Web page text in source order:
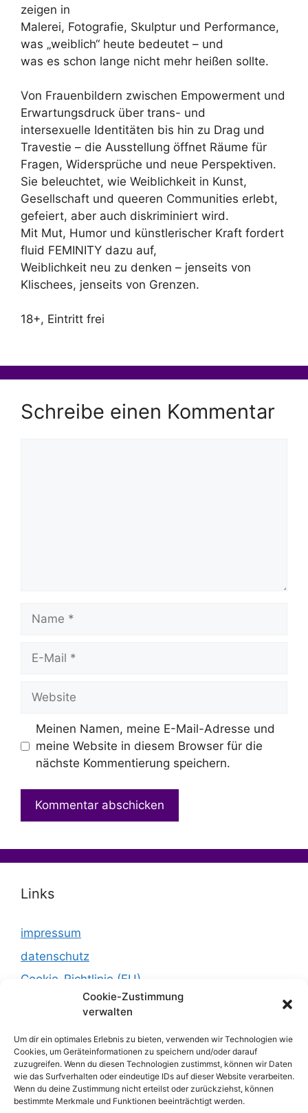
Cookie-Zustimmung
verwalten
Um dir ein optimales Erlebnis zu bieten, verwenden wir Technologien wie
Cookies, um Geräteinformationen zu speichern und/oder darauf
zuzugreifen. Wenn du diesen Technologien zustimmst, können wir Daten
wie das Surfverhalten oder eindeutige IDs auf dieser Website verarbeiten.
Wenn du deine Zustimmung nicht erteilst oder zurückziehst, können
bestimmte Merkmale und Funktionen beeinträchtigt werden.
zeigen in
Malerei, Fotografie, Skulptur und Performance,
was „weiblich“ heute bedeutet – und
was es schon lange nicht mehr heißen sollte.
Von Frauenbildern zwischen Empowerment und
Erwartungsdruck über trans- und
intersexuelle Identitäten bis hin zu Drag und
Travestie – die Ausstellung öffnet Räume für
Fragen, Widersprüche und neue Perspektiven.
Sie beleuchtet, wie Weiblichkeit in Kunst,
Gesellschaft und queeren Communities erlebt,
gefeiert, aber auch diskriminiert wird.
Mit Mut, Humor und künstlerischer Kraft fordert
fluid FEMINITY dazu auf,
Weiblichkeit neu zu denken – jenseits von
Klischees, jenseits von Grenzen.
18+, Eintritt frei
Schreibe einen Kommentar
Mail
Meinen Namen, meine E-Mail-Adresse und
meine Website in diesem Browser für die
nächste Kommentierung speichern.
Links
impressum
datenschutz
Cookie-Richtlinie (EU)